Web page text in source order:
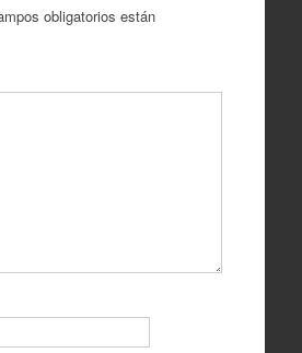
obligatorios están